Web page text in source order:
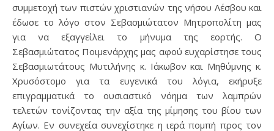
συμμετοχή των πιστών χριστιανών της νήσου Λέσβου και
έδωσε το λόγο στον Σεβασμιώτατον Μητροπολίτη μας
για να εξαγγείλει το μήνυμα της εορτής. Ο
Σεβασμιώτατος Ποιμενάρχης μας αφού ευχαρίστησε τους
Σεβασμιωτάτους Μυτιλήνης κ. Ιάκωβον και Μηθύμνης κ.
Χρυσόστομο για τα ευγενικά του λόγια, εκήρυξε
επιγραμματικά το ουσιαστικό νόημα των λαμπρών
τελετών τονίζοντας την αξία της μίμησης του βίου των
Αγίων. Εν συνεχεία συνεχίστηκε η ιερά πομπή προς τον